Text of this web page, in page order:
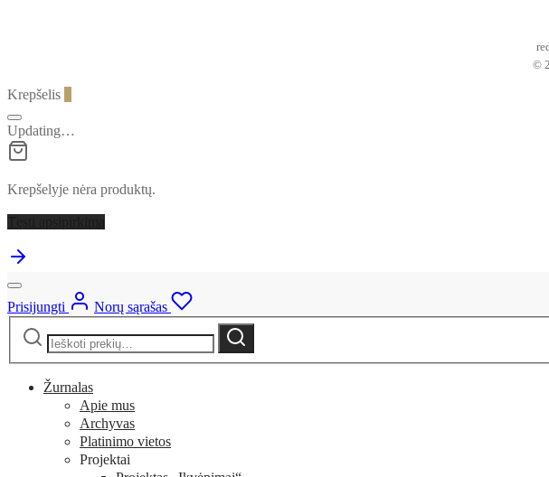
©
Krepšelis
Updating…
Krepšelyje nėra produktų.
Prisijungti
Norų sąrašas
Ieškoti
Žurnalas
Apie mus
Archyvas
Platinimo vietos
Projektai